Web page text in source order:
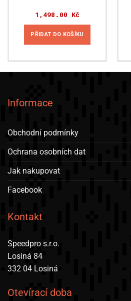
1,498.00 Kč
PŘIDAT DO KOŠÍKU
Informace
Obchodní podmínky
Ochrana osobních dat
Jak nakupovat
Facebook
Kontakt
Speedpro s.r.o.
Losiná 84
332 04 Losiná
Otevírací doba